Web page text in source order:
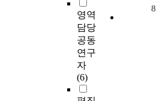
영역
담당
공동
연구
자
(6)
8